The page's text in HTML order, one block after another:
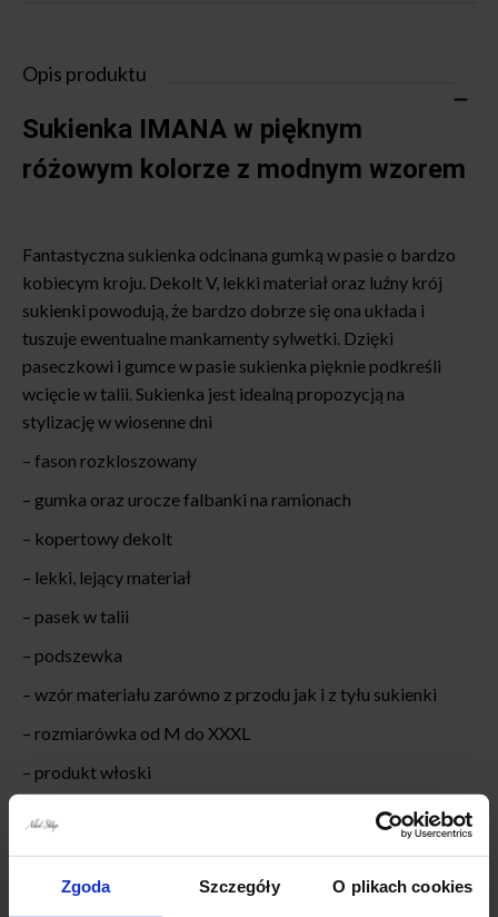
Zgoda Szczegóły O plikach cookies
Opis produktu
Sukienka IMANA w pięknym
różowym kolorze z modnym wzorem
Fantastyczna sukienka odcinana gumką w pasie o bardzo
kobiecym kroju. Dekolt V, lekki materiał oraz luźny krój
sukienki powodują, że bardzo dobrze się ona układa i
tuszuje ewentualne mankamenty sylwetki. Dzięki
paseczkowi i gumce w pasie sukienka pięknie podkreśli
wcięcie w talii. Sukienka jest idealną propozycją na
stylizację w wiosenne dni
– fason rozkloszowany
– gumka oraz urocze falbanki na ramionach
– kopertowy dekolt
– lekki, lejący materiał
– pasek w talii
– podszewka
– wzór materiału zarówno z przodu jak i z tyłu sukienki
– rozmiarówka od M do XXXL
– produkt włoski
Jak dobrać odpowiedni rozmiar?
podanymi poniższej. Produkty mierzone są na płasko bez